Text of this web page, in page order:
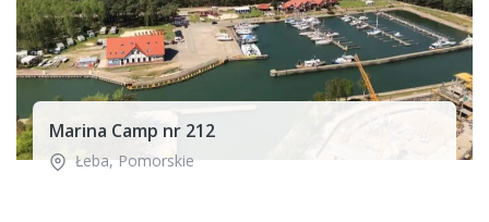
Marina Camp nr 212
Łeba,Pomorskie